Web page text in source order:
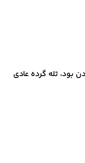
تله گرده عادی